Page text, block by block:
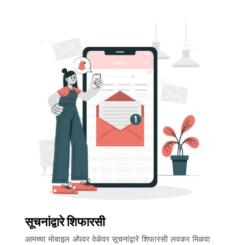
सूचनांद्वारे शिफारसी
आमच्या मोबाइल अ‍ॅपवर वेळेवर सूचनांद्वारे शिफारसी लवकर मिळवा